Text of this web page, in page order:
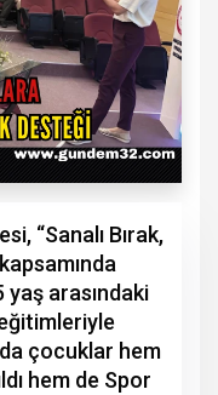
“Sanalı Bırak,
arasındaki
çocuklar hem
hem de Spor